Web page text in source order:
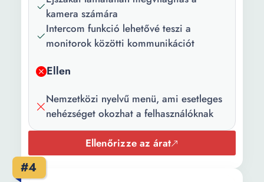
kamera számára
Intercom funkció lehetővé teszi a
monitorok közötti kommunikációt
Ellen
Nemzetközi nyelvű menü, ami esetleges
nehézséget okozhat a felhasználóknak
Ellenőrizze az árat
#4